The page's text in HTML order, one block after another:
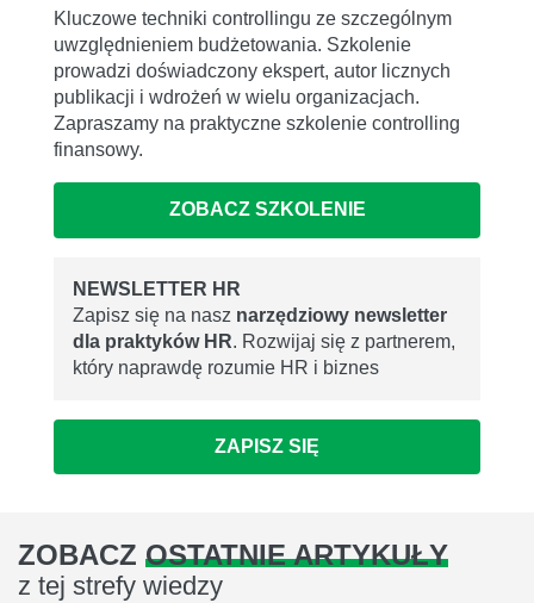
Kluczowe techniki controllingu ze szczególnym
uwzględnieniem budżetowania. Szkolenie
prowadzi doświadczony ekspert, autor licznych
publikacji i wdrożeń w wielu organizacjach.
Zapraszamy na praktyczne szkolenie controlling
finansowy.
ZOBACZ SZKOLENIE
NEWSLETTER HR
Zapisz się na nasz narzędziowy newsletter
dla praktyków HR. Rozwijaj się z partnerem,
który naprawdę rozumie HR i biznes
ZAPISZ SIĘ
ZOBACZ OSTATNIE ARTYKUŁY
z tej strefy wiedzy